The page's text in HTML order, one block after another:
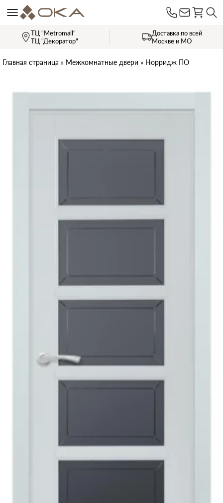
ТЦ "Metromall"
ТЦ "Декоратор"
Доставка по всей
Москве и МО
Главная страница » Межкомнатные двери » Норридж ПО